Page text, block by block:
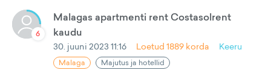
6
Malagas apartmenti rent Costasolrent
kaudu
30. juuni 2023 11:16 Loetud 1889 korda Keeru
Malaga Majutus ja hotellid